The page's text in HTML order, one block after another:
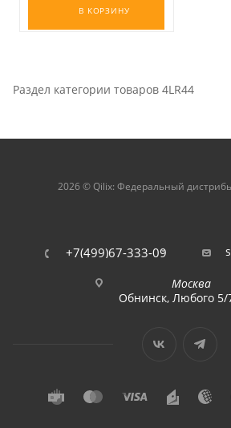
В КОРЗИНУ
Раздел категории товаров 4LR44
2026 © Qilix: Федеральный
+7(499)67-333-09
Москва
Обнинск, Любого 5/